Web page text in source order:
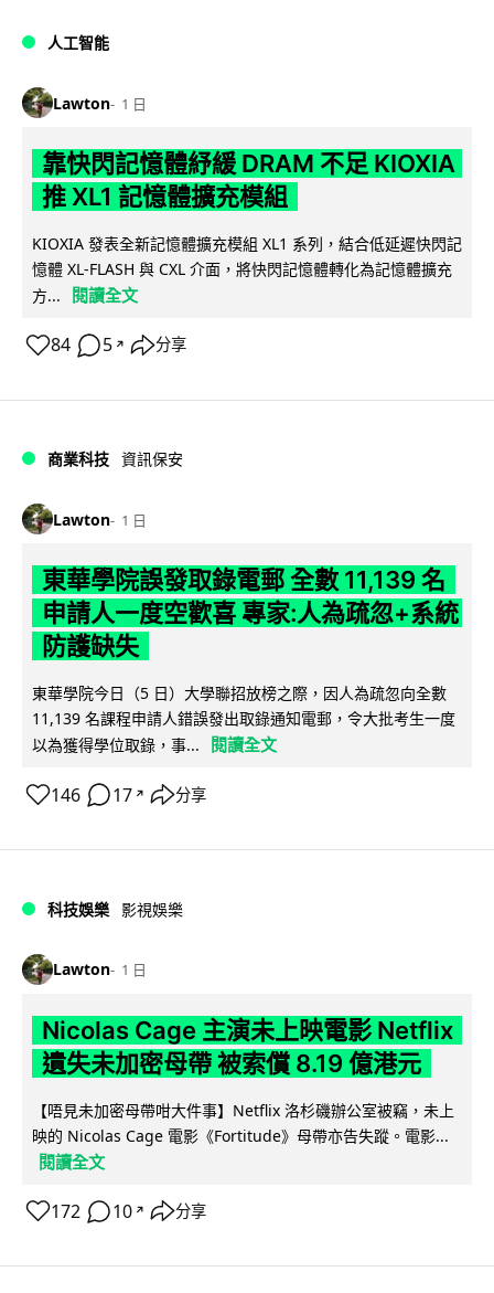
人工智能
Lawton 1 日
靠快閃記憶體紓緩 DRAM 不足 KIOXIA
推 XL1 記憶體擴充模組
KIOXIA 發表全新記憶體擴充模組 XL1 系列，結合低延遲快閃記
憶體 XL-FLASH 與 CXL 介面，將快閃記憶體轉化為記憶體擴充
方...
閱讀全文
84 5 ↗ 分享
商業科技 資訊保安
Lawton 1 日
東華學院誤發取錄電郵 全數 11,139 名
申請人一度空歡喜 專家:人為疏忽+系統
防護缺失
東華學院今日（5 日）大學聯招放榜之際，因人為疏忽向全數
11,139 名課程申請人錯誤發出取錄通知電郵，令大批考生一度
以為獲得學位取錄，事...
閱讀全文
146 17 ↗ 分享
科技娛樂 影視娛樂
Lawton 1 日
Nicolas Cage 主演未上映電影 Netflix
遺失未加密母帶 被索償 8.19 億港元
【唔見未加密母帶咁大件事】Netflix 洛杉磯辦公室被竊，未上
映的 Nicolas Cage 電影《Fortitude》母帶亦告失蹤。電影...
閱讀全文
172 10 ↗ 分享